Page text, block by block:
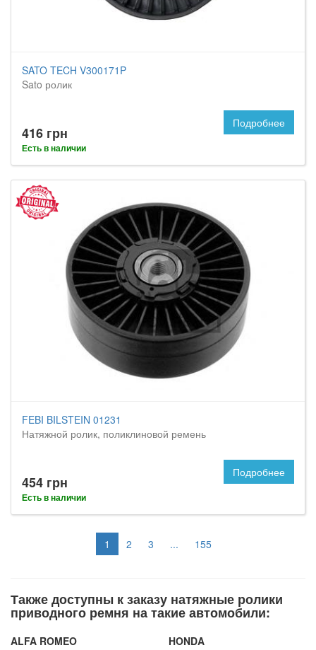
SATO TECH V300171P
Sato ролик
416 грн
Есть в наличии
Подробнее
FEBI BILSTEIN 01231
Натяжной ролик, поликлиновой ремень
454 грн
Есть в наличии
Подробнее
1 2 3 ... 155
Также доступны к заказу натяжные ролики
приводного ремня на такие автомобили:
ALFA ROMEO
HONDA